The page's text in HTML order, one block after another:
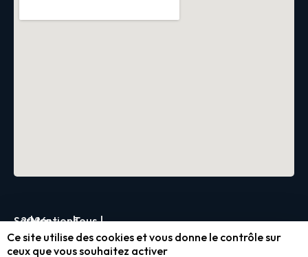
Servica
2026
|Mentions
légales
|Tous
droits
|
Ce site utilise des cookies et vous donne le contrôle sur
ceux que vous souhaitez activer